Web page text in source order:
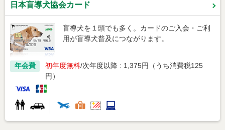
日本盲導犬協会カード
盲導犬を１頭でも多く。カードのご入会・ご利
用が盲導犬普及につながります。
年会費 初年度無料 次年度以降 : 1,375円（うち消費税125
円）